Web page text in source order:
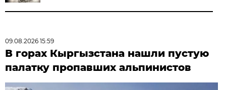
09.08.2026 15:59
В горах Кыргызстана нашли пустую
палатку пропавших альпинистов